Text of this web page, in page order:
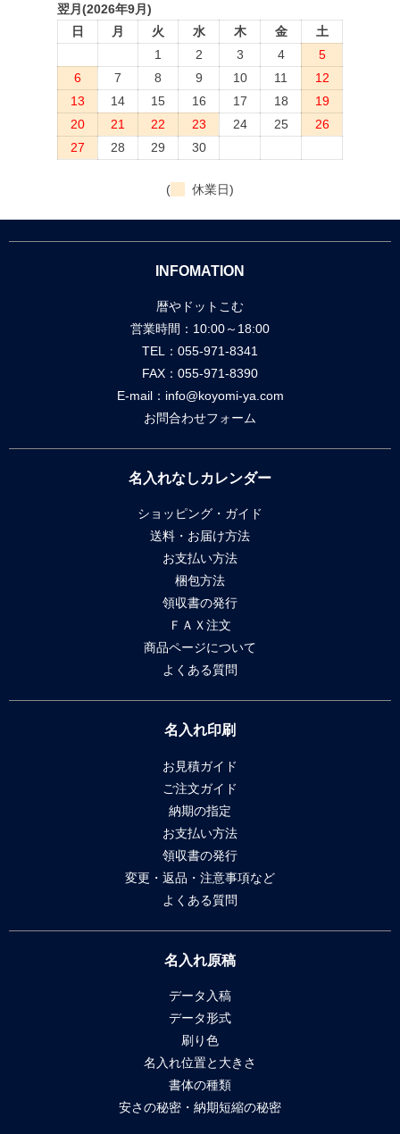
翌月(2026年9月)
日
月 火 水 木 金
土
1
2 3 4
5
6
7 8 9 10 11
12
13
14 15 16 17 18
19
20
21 22 23 24 25
26
27
28 29 30
( 休業日)
INFOMATION
暦やドットこむ
営業時間：10:00～18:00
TEL：055-971-8341
FAX：055-971-8390
E-mail： info@koyomi-ya.com
お問合わせフォーム
名入れなしカレンダー
ショッピング・ガイド
送料・お届け方法
お支払い方法
梱包方法
領収書の発行
ＦＡＸ注文
商品ページについて
よくある質問
名入れ印刷
お見積ガイド
ご注文ガイド
納期の指定
お支払い方法
領収書の発行
変更・返品・注意事項など
よくある質問
名入れ原稿
データ入稿
データ形式
刷り色
名入れ位置と大きさ
書体の種類
安さの秘密・納期短縮の秘密